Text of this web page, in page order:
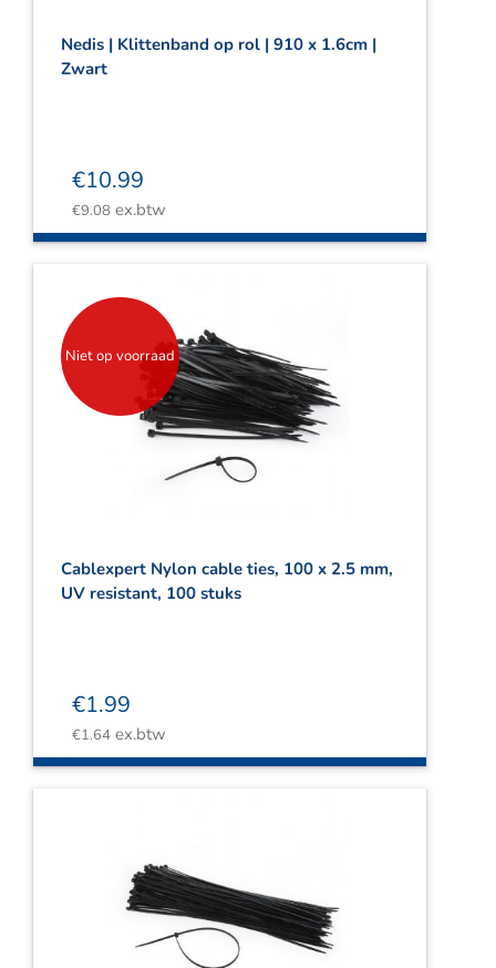
Nedis | Klittenband op rol | 910 x 1.6cm |
Zwart
€10.99
€9.08 ex.btw
Niet op voorraad
Cablexpert Nylon cable ties, 100 x 2.5 mm,
UV resistant, 100 stuks
€1.99
€1.64 ex.btw